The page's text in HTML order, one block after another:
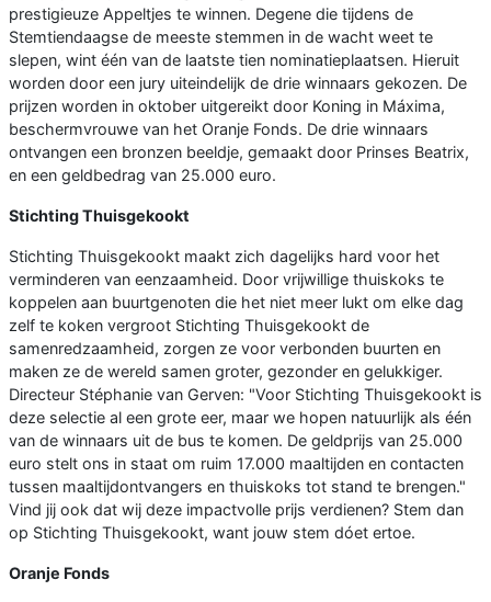
prestigieuze Appeltjes te winnen. Degene die tijdens de
Stemtiendaagse de meeste stemmen in de wacht weet te
slepen, wint één van de laatste tien nominatieplaatsen. Hieruit
worden door een jury uiteindelijk de drie winnaars gekozen. De
prijzen worden in oktober uitgereikt door Koning in Máxima,
beschermvrouwe van het Oranje Fonds. De drie winnaars
ontvangen een bronzen beeldje, gemaakt door Prinses Beatrix,
en een geldbedrag van 25.000 euro.
Stichting Thuisgekookt
Stichting Thuisgekookt maakt zich dagelijks hard voor het
verminderen van eenzaamheid. Door vrijwillige thuiskoks te
koppelen aan buurtgenoten die het niet meer lukt om elke dag
zelf te koken vergroot Stichting Thuisgekookt de
samenredzaamheid, zorgen ze voor verbonden buurten en
maken ze de wereld samen groter, gezonder en gelukkiger.
Directeur Stéphanie van Gerven: "Voor Stichting Thuisgekookt is
deze selectie al een grote eer, maar we hopen natuurlijk als één
van de winnaars uit de bus te komen. De geldprijs van 25.000
euro stelt ons in staat om ruim 17.000 maaltijden en contacten
tussen maaltijdontvangers en thuiskoks tot stand te brengen."
Vind jij ook dat wij deze impactvolle prijs verdienen? Stem dan
op Stichting Thuisgekookt, want jouw stem dóet ertoe.
Oranje Fonds